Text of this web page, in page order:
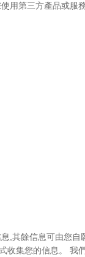
用第三方產品或服
,其餘信息可由您自
收集您的信息。 我